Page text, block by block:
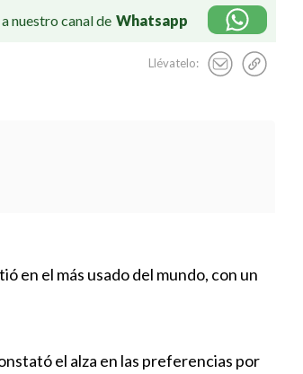
nuestro canal de Whatsapp
Llévatelo:
en el más usado del mundo, con un
el alza en las preferencias por